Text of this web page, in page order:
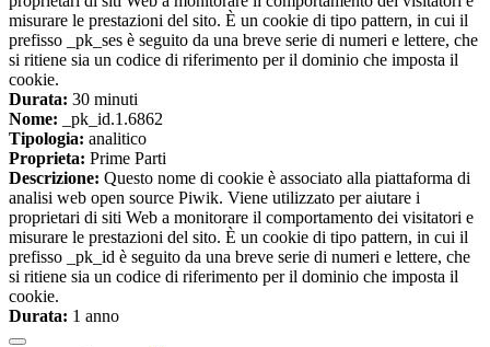
misurare le prestazioni del sito. È un cookie di tipo pattern, in cui il
prefisso _pk_ses è seguito da una breve serie di numeri e lettere, che
si ritiene sia un codice di riferimento per il dominio che imposta il
cookie.
Durata: 30 minuti
Nome: _pk_id.1.6862
Tipologia: analitico
Proprieta: Prime Parti
Descrizione: Questo nome di cookie è associato alla piattaforma di
analisi web open source Piwik. Viene utilizzato per aiutare i
proprietari di siti Web a monitorare il comportamento dei visitatori e
misurare le prestazioni del sito. È un cookie di tipo pattern, in cui il
prefisso _pk_id è seguito da una breve serie di numeri e lettere, che
si ritiene sia un codice di riferimento per il dominio che imposta il
cookie.
Durata: 1 anno